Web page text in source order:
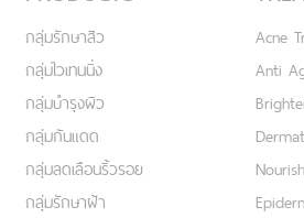
กลุ่มรักษาสิว
กลุ่มไวเทนนิ่ง
กลุ่มบำรุงผิว
กลุ่มกันแดด
กลุ่มลดเลือนริ้วรอย
กลุ่มรักษาฝ้า
Acne
Anti